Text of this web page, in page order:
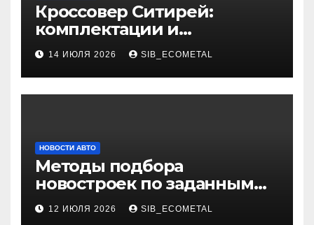
Кроссовер Ситирей:
комплектации и
характеристики
14 ИЮЛЯ 2026 SIB_ECOMETAL
НОВОСТИ АВТО
Методы подбора
новостроек по заданным
критериям
12 ИЮЛЯ 2026 SIB_ECOMETAL